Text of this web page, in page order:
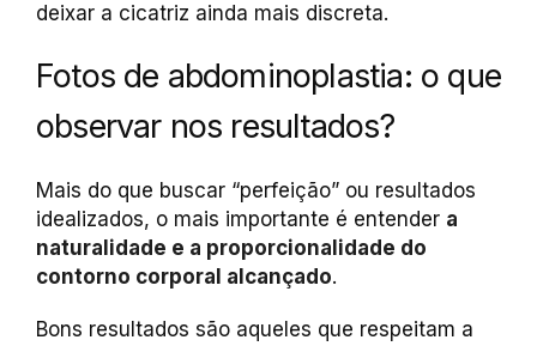
deixar a cicatriz ainda mais discreta.
Fotos de abdominoplastia: o que
observar nos resultados?
Mais do que buscar “perfeição” ou resultados
idealizados, o mais importante é entender a
naturalidade e a proporcionalidade do
contorno corporal alcançado.
Bons resultados são aqueles que respeitam a